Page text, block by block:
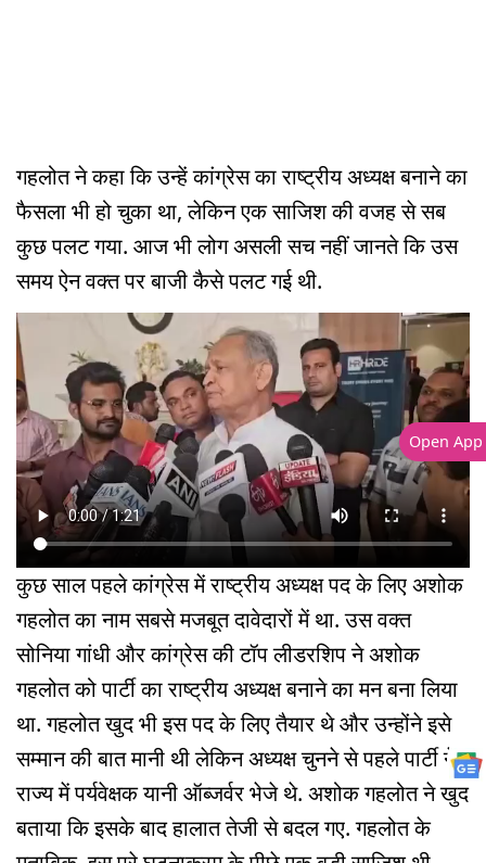
गहलोत ने कहा कि उन्हें कांग्रेस का राष्ट्रीय अध्यक्ष बनाने का
फैसला भी हो चुका था, लेकिन एक साजिश की वजह से सब
कुछ पलट गया. आज भी लोग असली सच नहीं जानते कि उस
समय ऐन वक्त पर बाजी कैसे पलट गई थी.
कुछ साल पहले कांग्रेस में राष्ट्रीय अध्यक्ष पद के लिए अशोक
गहलोत का नाम सबसे मजबूत दावेदारों में था. उस वक्त
सोनिया गांधी और कांग्रेस की टॉप लीडरशिप ने अशोक
गहलोत को पार्टी का राष्ट्रीय अध्यक्ष बनाने का मन बना लिया
था. गहलोत खुद भी इस पद के लिए तैयार थे और उन्होंने इसे
सम्मान की बात मानी थी लेकिन अध्यक्ष चुनने से पहले पार्टी ने
राज्य में पर्यवेक्षक यानी ऑब्जर्वर भेजे थे. अशोक गहलोत ने खुद
बताया कि इसके बाद हालात तेजी से बदल गए. गहलोत के
Open App